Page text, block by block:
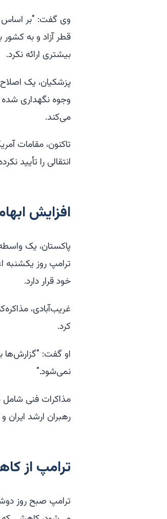
قطر آزاد و به
بیشتری ارائه نکرد.
پزشکیان، یک
وجوه نگهداری شده
می‌کند.
تاکنون، مقامات
انتقالی را تأیید
افزایش
پاکستان، یک
ترامپ روز یکشنبه
خود قرار دارد.
غریب‌آبادی،
کرد.
او گفت: "گزارش‌ها
نمی‌شود."
مذاکرات فنی
رهبران ارشد ایران و
ترامپ از